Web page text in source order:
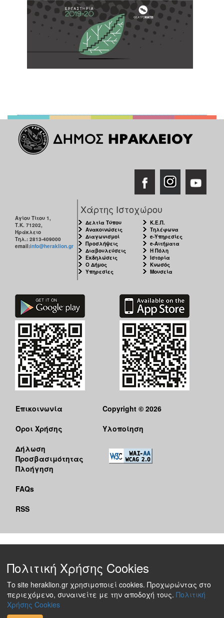
Αγίου Τίτου 1,
Τ.Κ. 71202,
Ηράκλειο
Τηλ.: 2813-409000
email:info@heraklion.gr
Χάρτης Ιστοχώρου
Δελτία Τύπου
Ανακοινώσεις
Διαγωνισμοί
Προσλήψεις
Διαβουλεύσεις
Εκδηλώσεις
Ο Δήμος
Υπηρεσίες
Κ.Ε.Π.
Τηλέφωνα
e-Υπηρεσίες
e-Αιτήματα
Η Πόλη
Ιστορία
Κνωσός
Μουσεία
Επικοινωνία
Όροι Χρήσης
Δήλωση
Προσβασιμότητας
Πλοήγηση
FAQs
RSS
Copyright © 2026
Υλοποίηση
Πολιτική Χρήσης Cookies
Το site heraklion.gr χρησιμοποιεί cookies. Προχωρώντας στο
περιεχόμενο, συναινείτε με την αποδοχή τους. Πολιτική
Χρήσης Cookies